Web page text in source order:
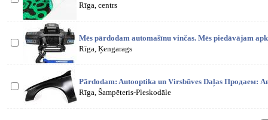
Rīga, centrs
Mēs pārdodam automašīnu vinčas. Mēs piedāvājam
Rīga, Ķengarags
Pārdodam: Autooptika un Virsbūves Daļas Продаем:
Rīga, Šampēteris-Pleskodāle